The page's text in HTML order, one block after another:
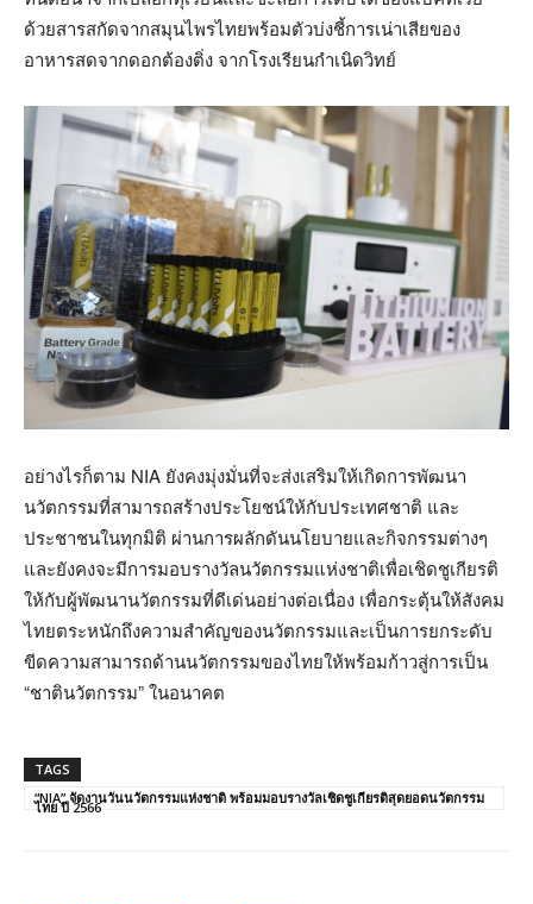
ด้วยสารสกัดจากสมุนไพรไทยพร้อมตัวบ่งชี้การเน่าเสียของ
อาหารสดจากดอกต้องติ่ง จากโรงเรียนกำเนิดวิทย์
อย่างไรก็ตาม NIA ยังคงมุ่งมั่นที่จะส่งเสริมให้เกิดการพัฒนา
นวัตกรรมที่สามารถสร้างประโยชน์ให้กับประเทศชาติ และ
ประชาชนในทุกมิติ ผ่านการผลักดันนโยบายและกิจกรรมต่างๆ
และยังคงจะมีการมอบรางวัลนวัตกรรมแห่งชาติเพื่อเชิดชูเกียรติ
ให้กับผู้พัฒนานวัตกรรมที่ดีเด่นอย่างต่อเนื่อง เพื่อกระตุ้นให้สังคม
ไทยตระหนักถึงความสำคัญของนวัตกรรมและเป็นการยกระดับ
ขีดความสามารถด้านนวัตกรรมของไทยให้พร้อมก้าวสู่การเป็น
“ชาตินวัตกรรม” ในอนาคต
TAGS
“NIA” จัดงานวันนวัตกรรมแห่งชาติ พร้อมมอบรางวัลเชิดชูเกียรติสุดยอดนวัตกรรม
ไทย ปี 2566